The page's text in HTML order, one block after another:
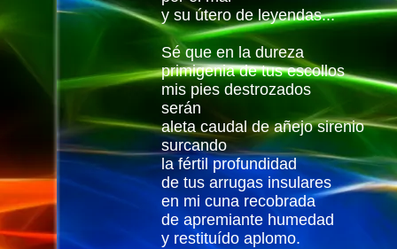
y su útero de leyendas...
Sé que en la dureza
primigenia de tus escollos
mis pies destrozados
serán
aleta caudal de añejo sirenio
surcando
la fértil profundidad
de tus arrugas insulares
en mi cuna recobrada
de apremiante humedad
y restituído aplomo.